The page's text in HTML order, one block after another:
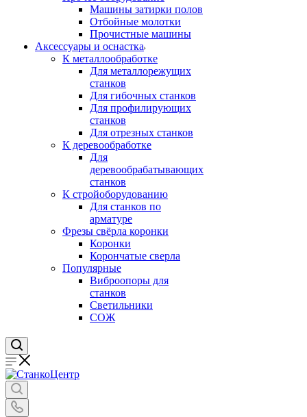
Машины затирки полов
Отбойные молотки
Прочистные машины
Аксeccyapы и оснастка
К металлообработке
Для металлорежущих
станков
Для гибочных станков
Для профилирующих
станков
Для отрезных станков
К деревообработке
Для
деревообрабатывающих
станков
К стройоборудованию
Для станков по
арматуре
Фрезы свёрла коронки
Коронки
Корончатые сверла
Популярные
Виброопоры для
станков
Светильники
СОЖ